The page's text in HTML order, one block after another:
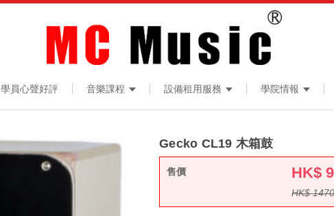
學員心聲好評 音樂課程 設備租用服務 學院情報
Gecko CL19 木箱鼓
售價 HK$
HK$